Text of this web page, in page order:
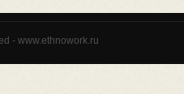
- www.ethnowork.ru